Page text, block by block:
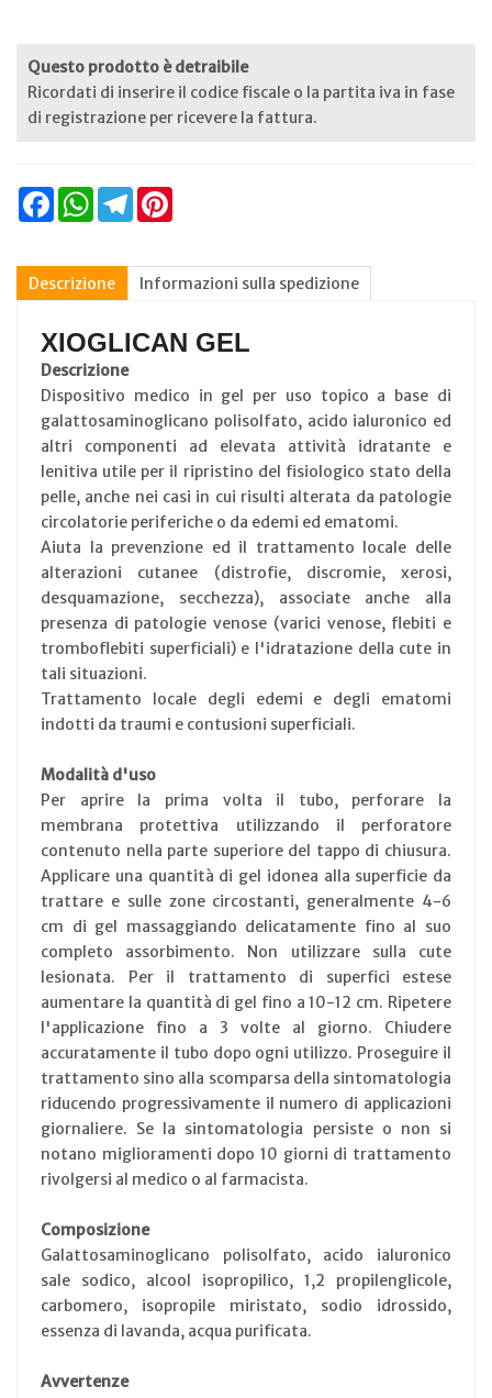
Questo prodotto è detraibile
Ricordati di inserire il codice fiscale o la partita iva in fase
di registrazione per ricevere la fattura.
FacebookWhatsAppTelegram
Descrizione Informazioni sulla spedizione
XIOGLICAN GEL
Descrizione
Dispositivo medico in gel per uso topico a base di
galattosaminoglicano polisolfato, acido ialuronico ed
altri componenti ad elevata attività idratante e
lenitiva utile per il ripristino del fisiologico stato della
pelle, anche nei casi in cui risulti alterata da patologie
circolatorie periferiche o da edemi ed ematomi.
Aiuta la prevenzione ed il trattamento locale delle
alterazioni cutanee (distrofie, discromie, xerosi,
desquamazione, secchezza), associate anche alla
presenza di patologie venose (varici venose, flebiti e
tromboflebiti superficiali) e l'idratazione della cute in
tali situazioni.
Trattamento locale degli edemi e degli ematomi
indotti da traumi e contusioni superficiali.
Modalità d'uso
Per aprire la prima volta il tubo, perforare la
membrana protettiva utilizzando il perforatore
contenuto nella parte superiore del tappo di chiusura.
Applicare una quantità di gel idonea alla superficie da
trattare e sulle zone circostanti, generalmente 4-6
cm di gel massaggiando delicatamente fino al suo
completo assorbimento. Non utilizzare sulla cute
lesionata. Per il trattamento di superfici estese
aumentare la quantità di gel fino a 10-12 cm. Ripetere
l'applicazione fino a 3 volte al giorno. Chiudere
accuratamente il tubo dopo ogni utilizzo. Proseguire il
trattamento sino alla scomparsa della sintomatologia
riducendo progressivamente il numero di applicazioni
giornaliere. Se la sintomatologia persiste o non si
notano miglioramenti dopo 10 giorni di trattamento
rivolgersi al medico o al farmacista.
Composizione
Galattosaminoglicano polisolfato, acido ialuronico
sale sodico, alcool isopropilico, 1,2 propilenglicole,
carbomero, isopropile miristato, sodio idrossido,
essenza di lavanda, acqua purificata.
Avvertenze